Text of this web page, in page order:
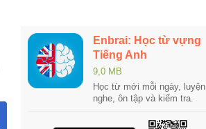
Enbrai: Học từ vựng
Tiếng Anh
9,0 MB
Học từ mới mỗi ngày, luyện
nghe, ôn tập và kiểm tra.